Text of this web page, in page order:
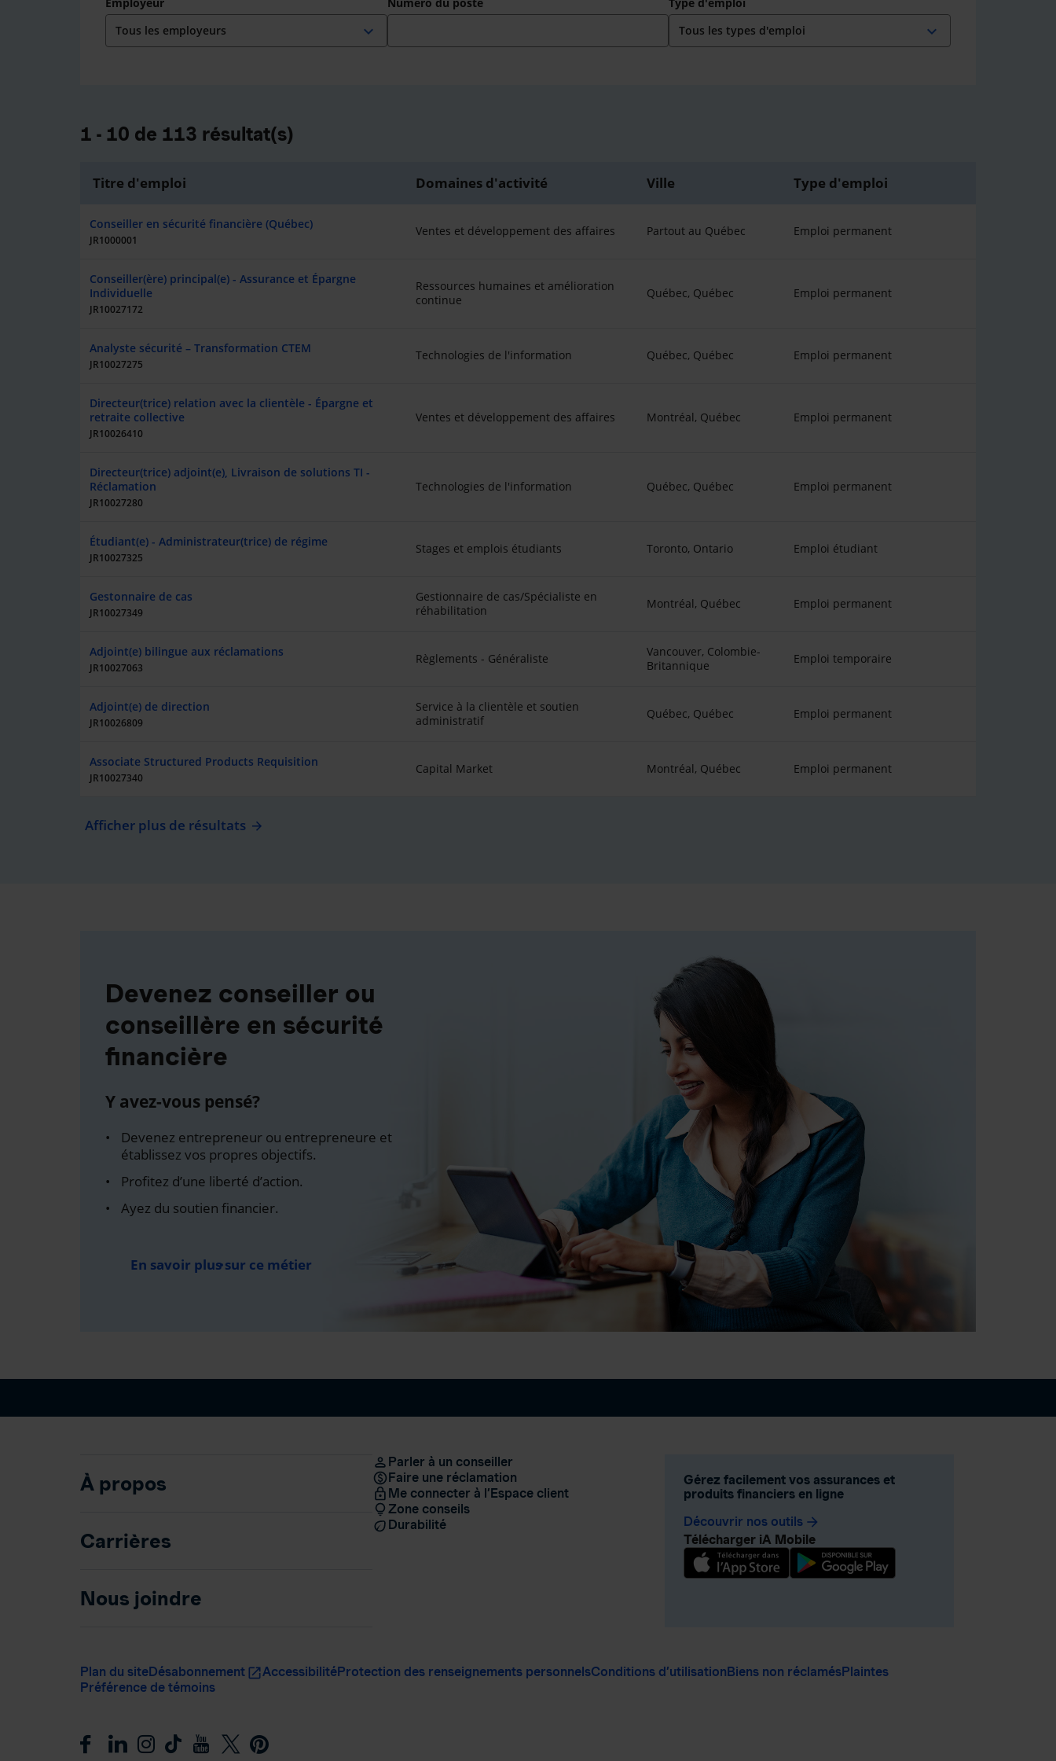
expand_more expand_more
1 - 10 de 113 résultat(s)
Titre d'emploi Domaines d'activité Ville Type d'emploi
Conseiller en sécurité financière (Québec)
JR1000001
Ventes et développement des affaires Partout au Québec Emploi permanent
Conseiller(ère) principal(e) - Assurance et Épargne
Individuelle
JR10027172
Ressources humaines et amélioration
continue
Québec, Québec Emploi permanent
Analyste sécurité – Transformation CTEM
JR10027275
Technologies de l'information Québec, Québec Emploi permanent
Directeur(trice) relation avec la clientèle - Épargne et
retraite collective
JR10026410
Ventes et développement des affaires Montréal, Québec Emploi permanent
Directeur(trice) adjoint(e), Livraison de solutions TI -
Réclamation
JR10027280
Technologies de l'information Québec, Québec Emploi permanent
Étudiant(e) - Administrateur(trice) de régime
JR10027325
Stages et emplois étudiants Toronto, Ontario Emploi étudiant
Gestonnaire de cas
JR10027349
Gestionnaire de cas/Spécialiste en
réhabilitation
Montréal, Québec Emploi permanent
Adjoint(e) bilingue aux réclamations
JR10027063
Règlements - Généraliste
Vancouver, Colombie-
Britannique
Emploi temporaire
Adjoint(e) de direction
JR10026809
Service à la clientèle et soutien
administratif
Québec, Québec Emploi permanent
Associate Structured Products Requisition
JR10027340
Capital Market Montréal, Québec Emploi permanent
Afficher plus de résultats
Devenez conseiller ou
conseillère en sécurité
financière
Y avez-vous pensé?
Devenez entrepreneur ou entrepreneure et
établissez vos propres objectifs.
Profitez d’une liberté d’action.
Ayez du soutien financier.
En savoir plus sur ce métier
À propos
Carrières
Nous joindre
Parler à un conseiller
Faire une réclamation
Me connecter à l’Espace client
Zone conseils
Durabilité
Gérez facilement vos assurances et
produits financiers en ligne
Découvrir nos outils arrow_forward
Télécharger iA Mobile
Plan du siteDésabonnement AccessibilitéProtection des renseignements personnelsConditions d’utilisationBiens non réclamésPlaintes
Préférence de témoins